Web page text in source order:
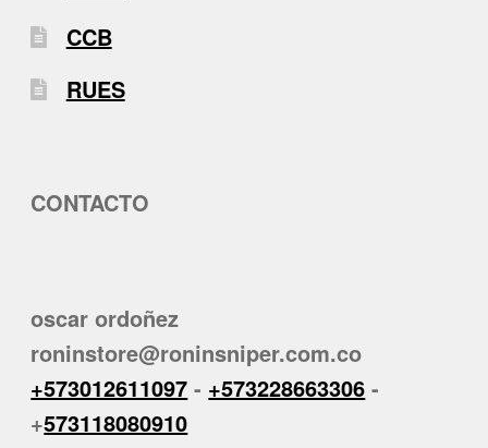
CCB
RUES
CONTACTO
oscar ordoñez
roninstore@roninsniper.com.co
+573012611097 - +573228663306 -
+573118080910